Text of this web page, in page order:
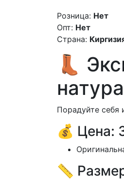
Розница: Нет
Опт: Нет
Страна:
👢
Порадуйте себя
💰 Цена:
📏